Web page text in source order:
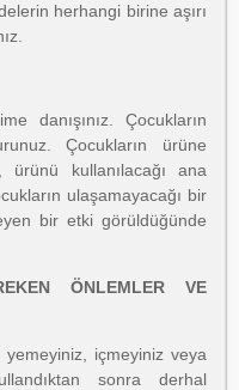
herhangi birine aşırı
danışınız. Çocukların
Çocukların ürüne
kullanılacağı ana
ulaşamayacağı bir
bir etki görüldüğünde
ÖNLEMLER VE
içmeyiniz veya
sonra derhal